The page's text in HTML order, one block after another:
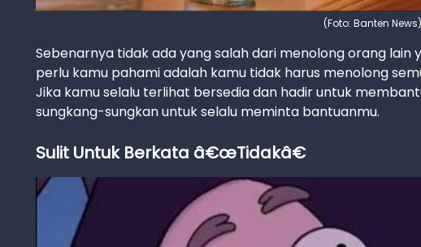
(Foto: Banten News)
Sebenarnya tidak ada yang salah dari menolong orang
perlu kamu pahami adalah kamu tidak harus menolong
Jika kamu selalu terlihat bersedia dan hadir untuk
sungkang-sungkan untuk selalu meminta bantuanmu.
Sulit Untuk Berkata â€œTidakâ€